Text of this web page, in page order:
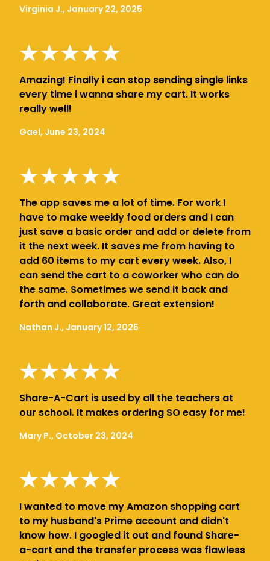
Virginia J., January 22, 2025
Amazing! Finally i can stop sending single links
every time i wanna share my cart. It works
really well!
Gael, June 23, 2024
The app saves me a lot of time. For work I
have to make weekly food orders and I can
just save a basic order and add or delete from
it the next week. It saves me from having to
add 60 items to my cart every week. Also, I
can send the cart to a coworker who can do
the same. Sometimes we send it back and
forth and collaborate. Great extension!
Nathan J., January 12, 2025
Share-A-Cart is used by all the teachers at
our school. It makes ordering SO easy for me!
Mary P., October 23, 2024
I wanted to move my Amazon shopping cart
to my husband's Prime account and didn't
know how. I googled it out and found Share-
a-cart and the transfer process was flawless